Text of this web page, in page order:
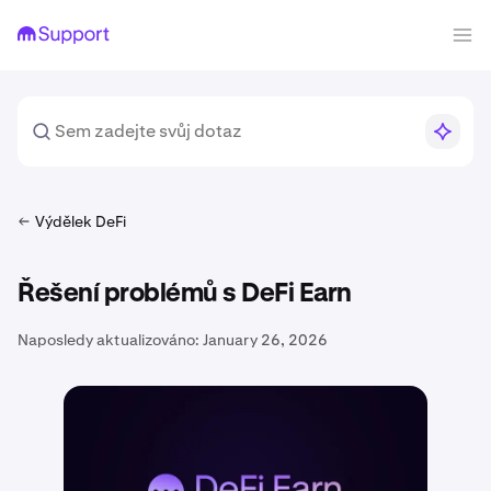
Výdělek DeFi
Řešení problémů s DeFi Earn
Naposledy aktualizováno: January 26, 2026